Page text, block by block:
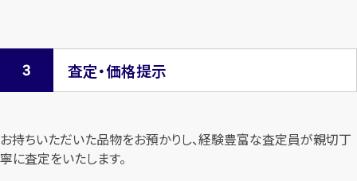
査定・価格提示
お持ちいただいた品物をお預かりし、経験豊富な査定員が親切丁
寧に査定をいたします。